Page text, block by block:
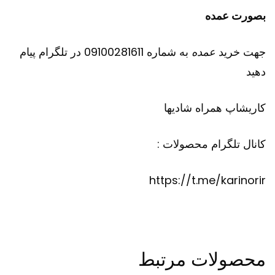
بصورت عمده
جهت خرید عمده
به شماره 09100281611 در تلگرام پیام
دهید
کاریشاپ همراه شادیها
کانال تلگرام محصولات :
https://t.me/karinorir
محصولات مرتبط